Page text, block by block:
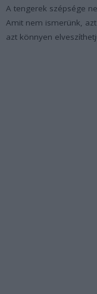
A tengerek szépsége
Amit nem ismerünk,
azt könnyen